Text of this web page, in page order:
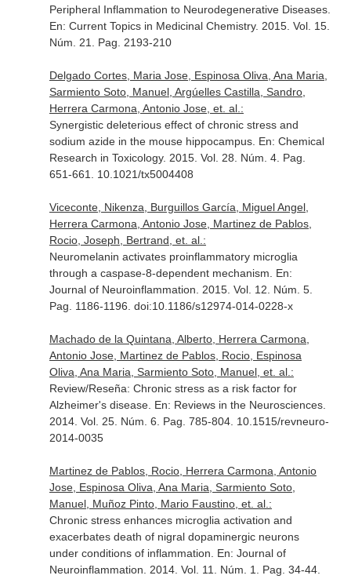
Peripheral Inflammation to Neurodegenerative Diseases.
En: Current Topics in Medicinal Chemistry. 2015. Vol. 15.
Núm. 21. Pag. 2193-210
Delgado Cortes, Maria Jose, Espinosa Oliva, Ana Maria,
Sarmiento Soto, Manuel, Argúelles Castilla, Sandro,
Herrera Carmona, Antonio Jose, et. al.:
Synergistic deleterious effect of chronic stress and
sodium azide in the mouse hippocampus. En: Chemical
Research in Toxicology. 2015. Vol. 28. Núm. 4. Pag.
651-661. 10.1021/tx5004408
Viceconte, Nikenza, Burguillos García, Miguel Angel,
Herrera Carmona, Antonio Jose, Martinez de Pablos,
Rocio, Joseph, Bertrand, et. al.:
Neuromelanin activates proinflammatory microglia
through a caspase-8-dependent mechanism. En:
Journal of Neuroinflammation . 2015. Vol. 12. Núm. 5.
Pag. 1186-1196. doi:10.1186/s12974-014-0228-x
Machado de la Quintana, Alberto, Herrera Carmona,
Antonio Jose, Martinez de Pablos, Rocio, Espinosa
Oliva, Ana Maria, Sarmiento Soto, Manuel, et. al.:
Review/Reseña: Chronic stress as a risk factor for
Alzheimer's disease. En: Reviews in the Neurosciences.
2014. Vol. 25. Núm. 6. Pag. 785-804. 10.1515/revneuro-
2014-0035
Martinez de Pablos, Rocio, Herrera Carmona, Antonio
Jose, Espinosa Oliva, Ana Maria, Sarmiento Soto,
Manuel, Muñoz Pinto, Mario Faustino, et. al.:
Chronic stress enhances microglia activation and
exacerbates death of nigral dopaminergic neurons
under conditions of inflammation. En: Journal of
Neuroinflammation . 2014. Vol. 11. Núm. 1. Pag. 34-44.